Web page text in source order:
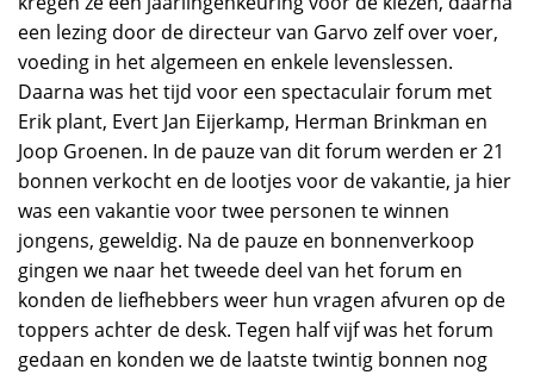
een lezing door de directeur van Garvo zelf over voer,
voeding in het algemeen en enkele levenslessen.
Daarna was het tijd voor een spectaculair forum met
Erik plant, Evert Jan Eijerkamp, Herman Brinkman en
Joop Groenen. In de pauze van dit forum werden er 21
bonnen verkocht en de lootjes voor de vakantie, ja hier
was een vakantie voor twee personen te winnen
jongens, geweldig. Na de pauze en bonnenverkoop
gingen we naar het tweede deel van het forum en
konden de liefhebbers weer hun vragen afvuren op de
toppers achter de desk. Tegen half vijf was het forum
gedaan en konden we de laatste twintig bonnen nog